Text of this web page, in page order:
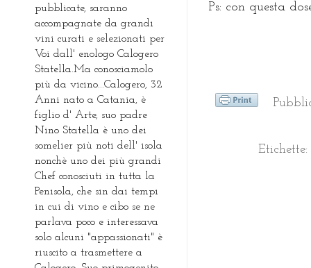
Ps: con questa
Etichette:
pubblicate, saranno
accompagnate da grandi
vini curati e selezionati per
Voi dall' enologo Calogero
Statella.Ma conosciamolo
più da vicino...Calogero, 32
Anni nato a Catania, è
figlio d' Arte, suo padre
Nino Statella è uno dei
somelier più noti dell' isola
nonchè uno dei più grandi
Chef conosciuti in tutta la
Penisola, che sin dai tempi
in cui di vino e cibo se ne
parlava poco e interessava
solo alcuni "appassionati" è
riuscito a trasmettere a